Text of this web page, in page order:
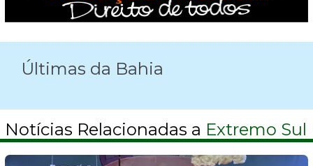
Últimas da Bahia
Notícias Relacionadas a Extremo Sul